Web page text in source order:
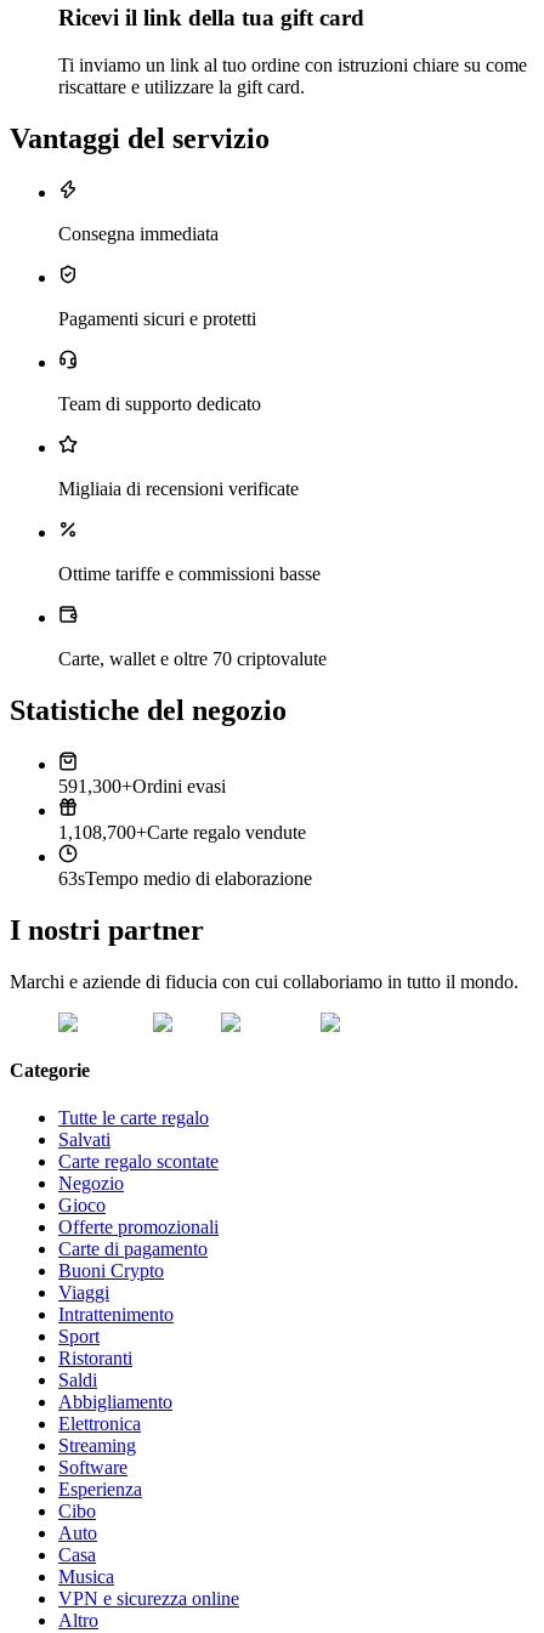
Ricevi il link della tua gift card
Ti inviamo un link al tuo ordine con istruzioni chiare su come
riscattare e utilizzare la gift card.
Vantaggi del servizio
Consegna immediata
Pagamenti sicuri e protetti
Team di supporto dedicato
Migliaia di recensioni verificate
Ottime tariffe e commissioni basse
Carte, wallet e oltre 70 criptovalute
Statistiche del negozio
591,300+Ordini evasi
1,108,700+Carte regalo vendute
63sTempo medio di elaborazione
I nostri partner
Marchi e aziende di fiducia con cui collaboriamo in tutto il mondo.
Categorie
Tutte le carte regalo
Salvati
Carte regalo scontate
Negozio
Gioco
Offerte promozionali
Carte di pagamento
Buoni Crypto
Viaggi
Intrattenimento
Sport
Ristoranti
Saldi
Abbigliamento
Elettronica
Streaming
Software
Esperienza
Cibo
Auto
Casa
Musica
VPN e sicurezza online
Altro